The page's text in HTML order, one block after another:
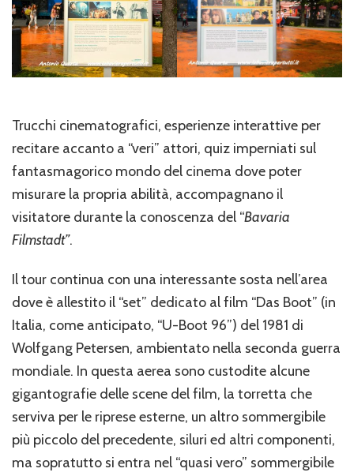
Trucchi cinematografici, esperienze interattive per
recitare accanto a “veri” attori, quiz imperniati sul
fantasmagorico mondo del cinema dove poter
misurare la propria abilità, accompagnano il
visitatore durante la conoscenza del “Bavaria
Filmstadt”.
Il tour continua con una interessante sosta nell’area
dove è allestito il “set” dedicato al film “Das Boot” (in
Italia, come anticipato, “U-Boot 96”) del 1981 di
Wolfgang Petersen, ambientato nella seconda guerra
mondiale. In questa aerea sono custodite alcune
gigantografie delle scene del film, la torretta che
serviva per le riprese esterne, un altro sommergibile
più piccolo del precedente, siluri ed altri componenti,
ma sopratutto si entra nel “quasi vero” sommergibile